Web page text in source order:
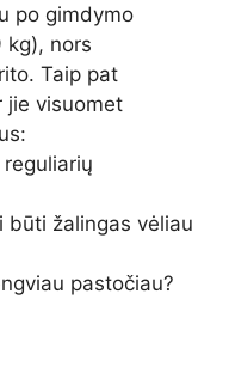
po gimdymo
kg), nors
Taip pat
jie visuomet
būti žalingas vėliau
pastočiau?